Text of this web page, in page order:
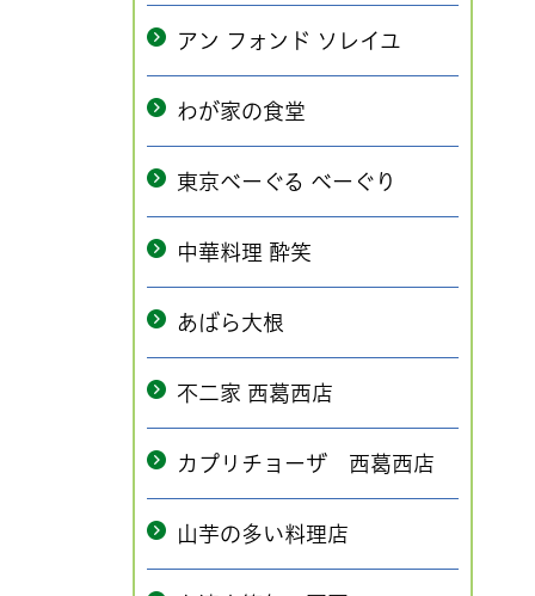
アン フォンド ソレイユ
わが家の食堂
東京べーぐる べーぐり
中華料理 酔笑
あばら大根
不二家 西葛西店
カプリチョーザ 西葛西店
山芋の多い料理店